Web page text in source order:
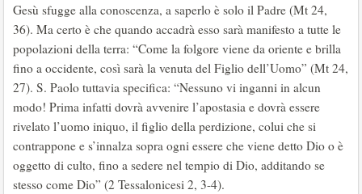
Gesù sfugge alla conoscenza, a saperlo è solo il Padre (Mt 24,
36). Ma certo è che quando accadrà esso sarà manifesto a tutte le
popolazioni della terra: “Come la folgore viene da oriente e brilla
fino a occidente, così sarà la venuta del Figlio dell’Uomo” (Mt 24,
27). S. Paolo tuttavia specifica: “Nessuno vi inganni in alcun
modo! Prima infatti dovrà avvenire l’apostasia e dovrà essere
rivelato l’uomo iniquo, il figlio della perdizione, colui che si
contrappone e s’innalza sopra ogni essere che viene detto Dio o è
oggetto di culto, fino a sedere nel tempio di Dio, additando se
stesso come Dio” (2 Tessalonicesi 2, 3-4).